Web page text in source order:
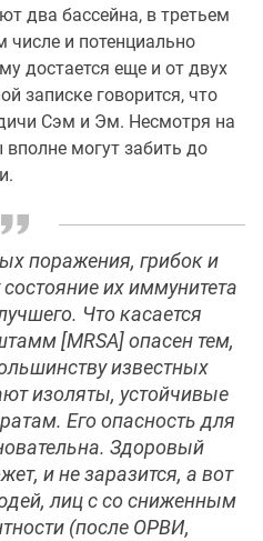
два бассейна, в третьем
и потенциально
достается еще и от двух
записке говорится, что
Сэм и Эм. Несмотря на
могут забить до
поражения, грибок и
их иммунитета
Что касается
[MRSA] опасен тем,
известных
изоляты, устойчивые
Его опасность для
Здоровый
и не заразится, а вот
лиц с со сниженным
(после ОРВИ,